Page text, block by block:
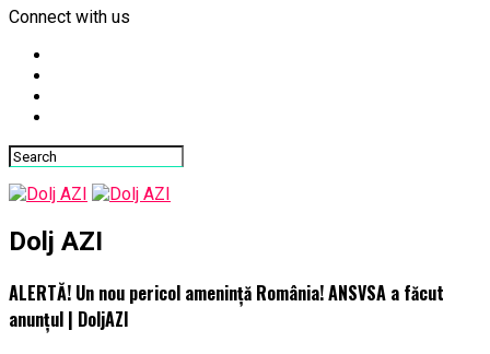
Connect with us
Dolj AZI
ALERTĂ! Un nou pericol amenință România! ANSVSA a făcut
anunțul | DoljAZI